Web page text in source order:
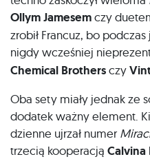
Ollym Jamesemczy
zrobił Francuz, bo
nigdy wcześniej
Chemical Brothersczy
Oba sety miały jednak ze
dodatek ważny element.
dzienne ujrzał numer
trzecią kooperacją Calvina